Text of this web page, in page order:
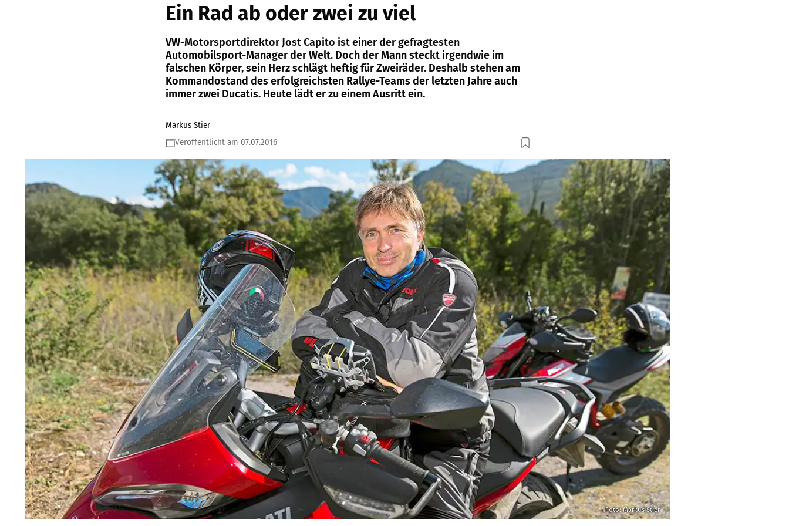
Ein Rad ab oder zwei zu viel
VW-Motorsportdirektor Jost Capito ist einer der gefragtesten
Automobilsport-Manager der Welt. Doch der Mann steckt irgendwie im
falschen Körper, sein Herz schlägt heftig für Zweiräder. Deshalb stehen am
Kommandostand des erfolgreichsten Rallye-Teams der letzten Jahre auch
immer zwei Ducatis. Heute lädt er zu einem Ausritt ein.
Markus Stier
Veröffentlicht am 07.07.2016
Foto: Markus Stier